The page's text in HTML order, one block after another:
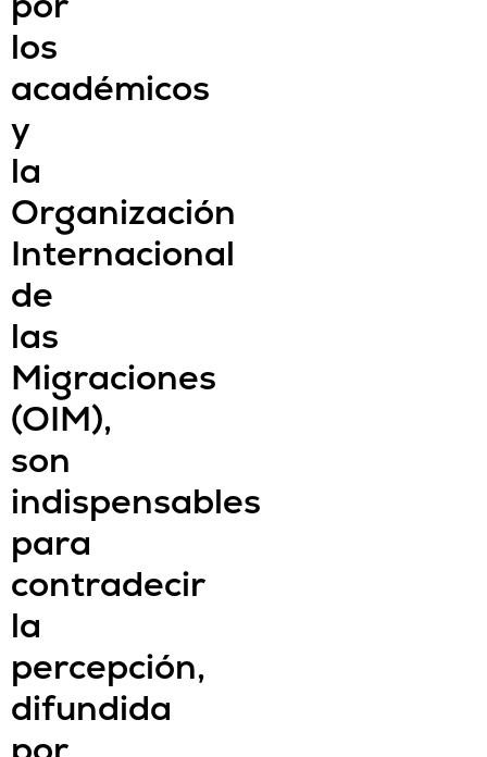
los
académicos
y
la
Organización
Internacional
de
las
Migraciones
(OIM),
son
indispensables
para
contradecir
la
percepción,
difundida